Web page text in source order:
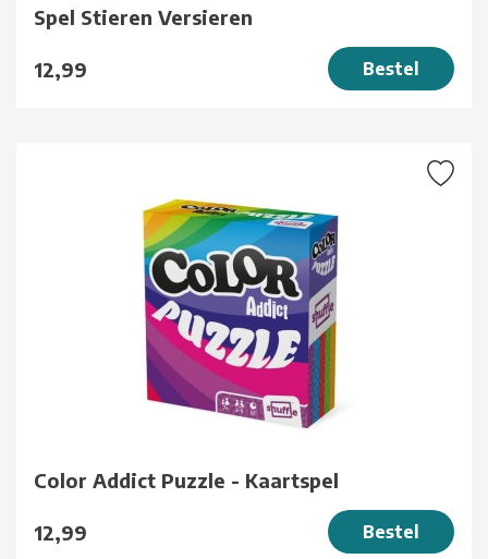
Spel Stieren Versieren
12,99 Bestel
Color Addict Puzzle - Kaartspel
12,99 Bestel